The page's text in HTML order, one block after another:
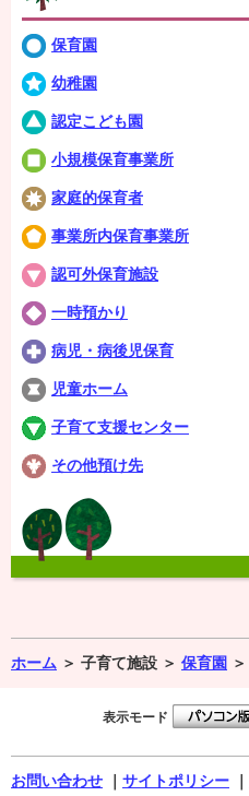
保育園
幼稚園
認定こども園
小規模保育事業所
家庭的保育者
事業所内保育事業所
認可外保育施設
一時預かり
病児・病後児保育
児童ホーム
子育て支援センター
その他預け先
ホーム ＞ 子育て施設 ＞ 保育園 ＞
表示モード
お問い合わせ サイトポリシー